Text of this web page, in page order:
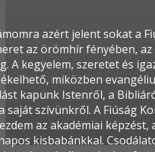
azért jelent sokat a
az örömhír fényében,
A kegyelem, szeretet és
miközben
kapunk Istenről, a
saját szívünkről. A Fiúság
az akadémiai
kisbabánkkal.